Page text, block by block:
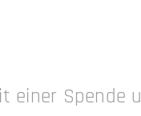
einer Spende